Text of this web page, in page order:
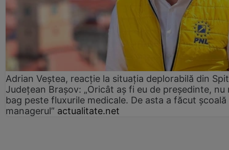
Adrian Veștea, reacție la situația deplorabilă din
Județean Brașov: „Oricât aș fi eu de președinte, nu
bag peste fluxurile medicale. De asta a făcut școală
managerul” actualitate.net